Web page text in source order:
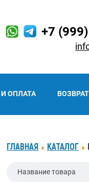
+7
ОПЛАТА
ГЛАВНАЯ КАТАЛОГ
Название товара